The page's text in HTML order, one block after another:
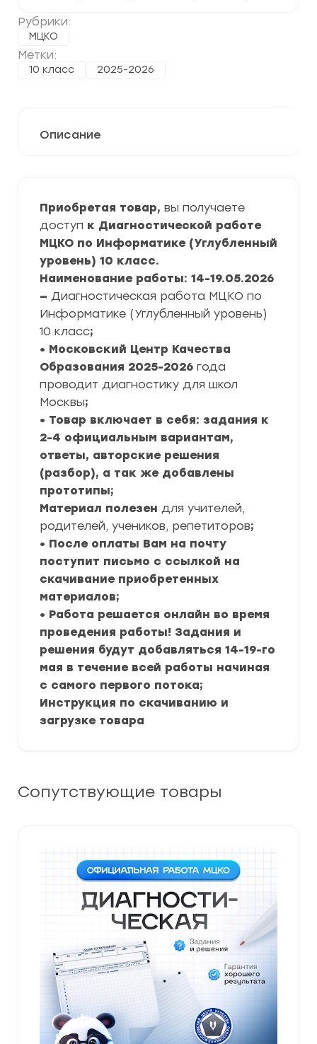
Рубрики:
МЦКО
Метки:
10 класс 2025-2026
Описание
Приобретая товар, вы получаете
доступ к Диагностической работе
МЦКО по Информатике (Углубленный
уровень) 10 класс.
Наименование работы: 14-19.05.2026
— Диагностическая работа МЦКО по
Информатике (Углубленный уровень)
10 класс;
• Московский Центр Качества
Образования 2025-2026 года
проводит диагностику для школ
Москвы;
• Товар включает в себя: задания к
2-4 официальным вариантам,
ответы, авторские решения
(разбор), а так же добавлены
прототипы;
Материал полезен для учителей,
родителей, учеников, репетиторов;
• После оплаты Вам на почту
поступит письмо с ссылкой на
скачивание приобретенных
материалов;
• Работа решается онлайн во время
проведения работы! Задания и
решения будут добавляться 14-19-го
мая в течение всей работы начиная
с самого первого потока;
Инструкция по скачиванию и
загрузке товара
Сопутствующие товары